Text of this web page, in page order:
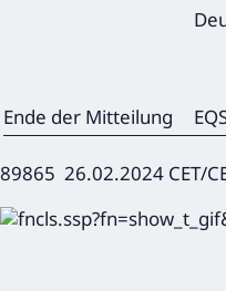
Ende der Mitteilung
89865 26.02.2024 CET/